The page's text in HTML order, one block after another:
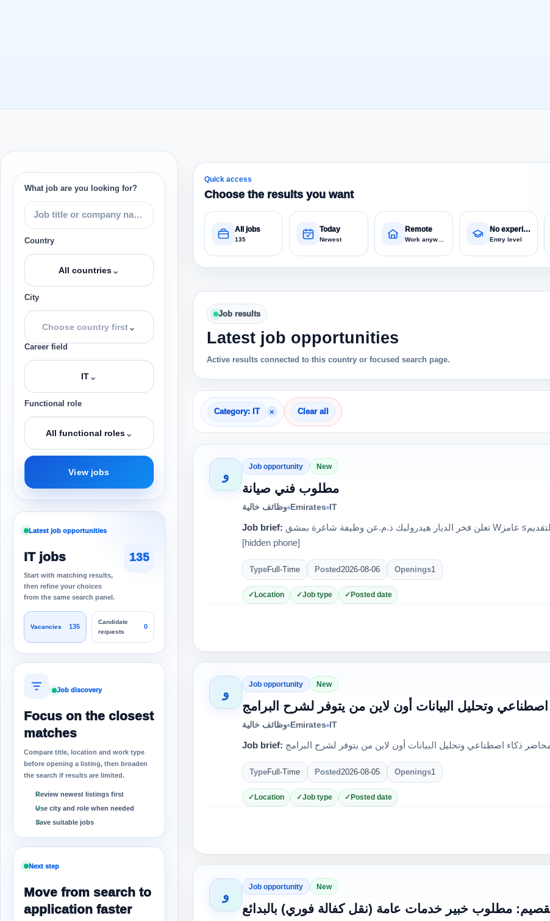
What job are you looking for?
Country
All countries⌄
City
Choose country first⌄
Career field
IT⌄
Functional role
All functional roles⌄
View jobs
Latest job opportunities
IT jobs
Start with matching results,
then refine your choices
from the same search panel.
135
Vacancies 135
Candidate
requests
0
Job discovery
Focus on the closest
matches
Compare title, location and work type
before opening a listing, then broaden
the search if results are limited.
Review newest listings first
Use city and role when needed
Save suitable jobs
Next step
Move from search to
application faster
Quick access
Choose the results you want
All jobs
135
Today
Newest
Remote
Work anywhere
No experience
Entry level
Job results
Latest job opportunities
Active results connected to this country or focused search page.
Category: IT × Clear all
و
Job opportunity New
مطلوب فني صيانة
وظائف خالية Emirates IT
Job brief:
TypeFull-Time Posted2026-08-06 Openings1
Location Job type Posted date
و
Job opportunity New
وتحليل البيانات أون لاين من يتوفر لشرح البرامج
وظائف خالية Emirates IT
Job brief: ذكاء اصطناعي وتحليل البيانات أون لاين من يتوفر لشرح البرامج
TypeFull-Time Posted2026-08-05 Openings1
Location Job type Posted date
و
Job opportunity New
مطلوب خبير خدمات عامة (نقل كفالة فوري) بالبدائع